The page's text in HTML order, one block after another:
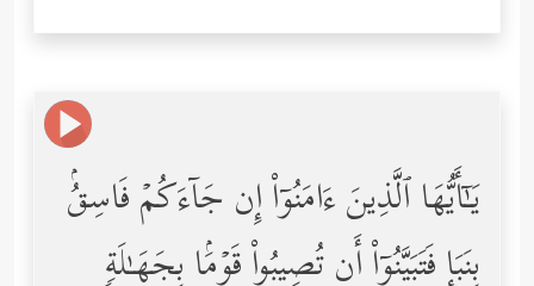
یَـٰۤأَیُّهَا ٱلَّذِینَ ءَامَنُوۤاْ إِن جَاۤءَكُمۡ فَاسِقُۢ
بِنَبَإࣲ فَتَبَیَّنُوۤاْ أَن تُصِیبُواْ قَوۡمَۢا بِجَهَـٰلَةࣲ